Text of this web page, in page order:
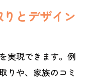
とデザイン
実現できます。例
りや、家族のコミ